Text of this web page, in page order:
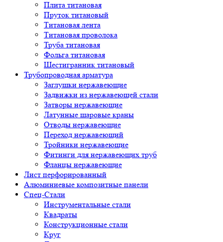
Плита титановая
Пруток титановый
Титановая лента
Титановая проволока
Труба титановая
Фольга титановая
Шестигранник титановый
Трубопроводная арматура
Заглушки нержавеющие
Задвижки из нержавеющей стали
Затворы нержавеющие
Латунные шаровые краны
Отводы нержавеющие
Переход нержавеющий
Тройники нержавеющие
Фитинги для нержавеющих труб
Фланцы нержавеющие
Лист перфорированный
Алюминиевые композитные панели
Спец-Стали
Инструментальные стали
Квадраты
Конструкционные стали
Круг